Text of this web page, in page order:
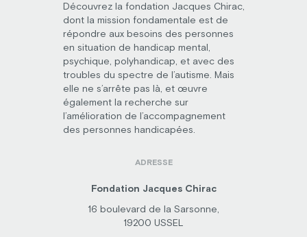
Découvrez la fondation Jacques Chirac,
dont la mission fondamentale est de
répondre aux besoins des personnes
en situation de handicap mental,
psychique, polyhandicap, et avec des
troubles du spectre de l’autisme. Mais
elle ne s’arrête pas là, et œuvre
également la recherche sur
l’amélioration de l’accompagnement
des personnes handicapées.
ADRESSE
Fondation Jacques Chirac
16 boulevard de la Sarsonne,
19200 USSEL